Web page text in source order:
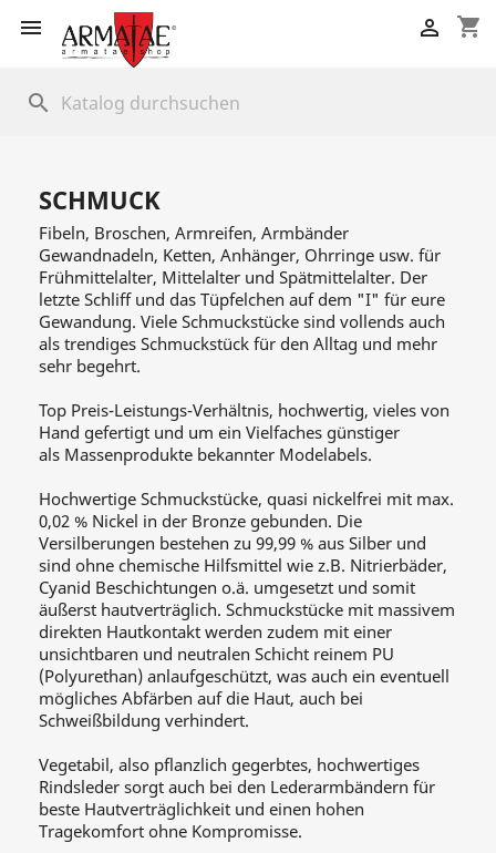
 shopping_cart

search
SCHMUCK
Fibeln, Broschen, Armreifen, Armbänder
Gewandnadeln, Ketten, Anhänger, Ohrringe usw. für
Frühmittelalter, Mittelalter und Spätmittelalter. Der
letzte Schliff und das Tüpfelchen auf dem "I" für eure
Gewandung. Viele Schmuckstücke sind vollends auch
als trendiges Schmuckstück für den Alltag und mehr
sehr begehrt.
Top Preis-Leistungs-Verhältnis, hochwertig, vieles von
Hand gefertigt und um ein Vielfaches günstiger
als Massenprodukte bekannter Modelabels.
Hochwertige Schmuckstücke, quasi nickelfrei mit max.
0,02 % Nickel in der Bronze gebunden. Die
Versilberungen bestehen zu 99,99 % aus Silber und
sind ohne chemische Hilfsmittel wie z.B. Nitrierbäder,
Cyanid Beschichtungen o.ä. umgesetzt und somit
äußerst hautverträglich. Schmuckstücke mit massivem
direkten Hautkontakt werden zudem mit einer
unsichtbaren und neutralen Schicht reinem PU
(Polyurethan) anlaufgeschützt, was auch ein eventuell
mögliches Abfärben auf die Haut, auch bei
Schweißbildung verhindert.
Vegetabil, also pflanzlich gegerbtes, hochwertiges
Rindsleder sorgt auch bei den Lederarmbändern für
beste Hautverträglichkeit und einen hohen
Tragekomfort ohne Kompromisse.